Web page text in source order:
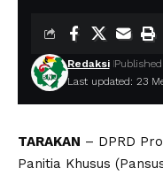
Last updated: 23
Redaksi
TARAKAN – DPRD
Panitia Khusus